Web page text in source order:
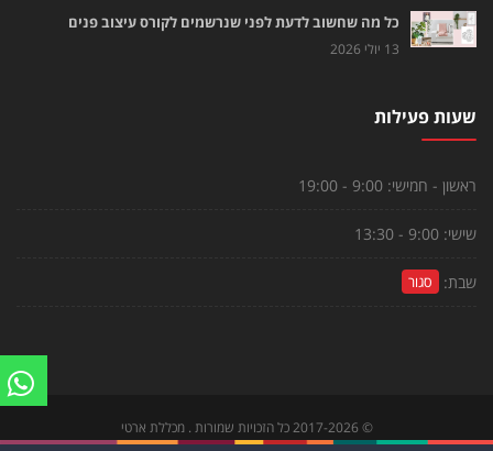
כל מה שחשוב לדעת לפני שנרשמים לקורס עיצוב פנים
13 יולי 2026
שעות פעילות
ראשון - חמישי: 9:00 - 19:00
שישי: 9:00 - 13:30
שבת: סגור
©
2017-2026כל הזכויות שמורות . מכללת ארטי